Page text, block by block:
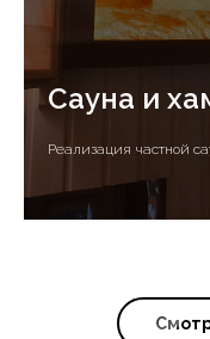
Сауна и
Реализация частной